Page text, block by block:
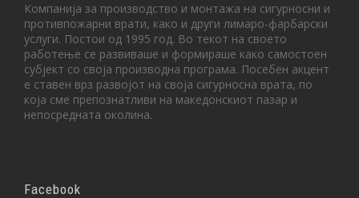
Компанија за производство и монтажа на сигурносни и
противпожарни врати, како и други лимаро-фарбарски
услуги. Постои од 1995 год. Во текот на своето
работење се развиваше и формираше како самостоен
субјект со своја производна програма. Посебен акцент
е ставен врз развојот на своја сигурносна врата, по
која сме препознатливи на македонскиот пазар и
непосредната околина.
Facebook